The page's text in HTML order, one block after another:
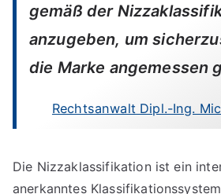
gemäß der
anzugeben, um
die Marke angemessen
Rechtsanwalt Dipl.-Ing.
Die Nizzaklassifikation ist ein
anerkanntes